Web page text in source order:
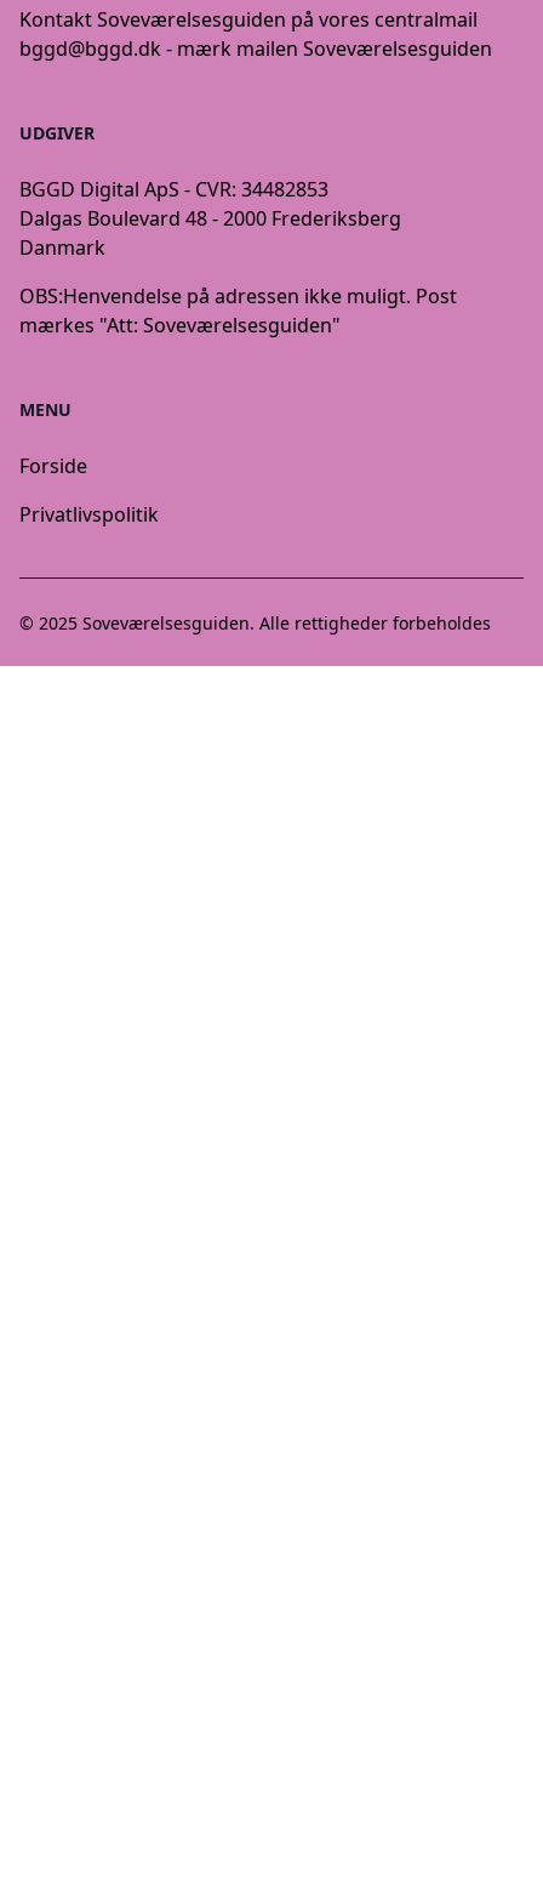
Kontakt Soveværelsesguiden på vores centralmail
bggd@bggd.dk- mærk mailen Soveværelsesguiden
UDGIVER
BGGD Digital ApS - CVR: 34482853
Dalgas Boulevard 48 - 2000 Frederiksberg
Danmark
OBS:Henvendelse på adressen ikke muligt. Post
mærkes "Att: Soveværelsesguiden"
MENU
Forside
Privatlivspolitik
© 2025 Soveværelsesguiden. Alle rettigheder forbeholdes